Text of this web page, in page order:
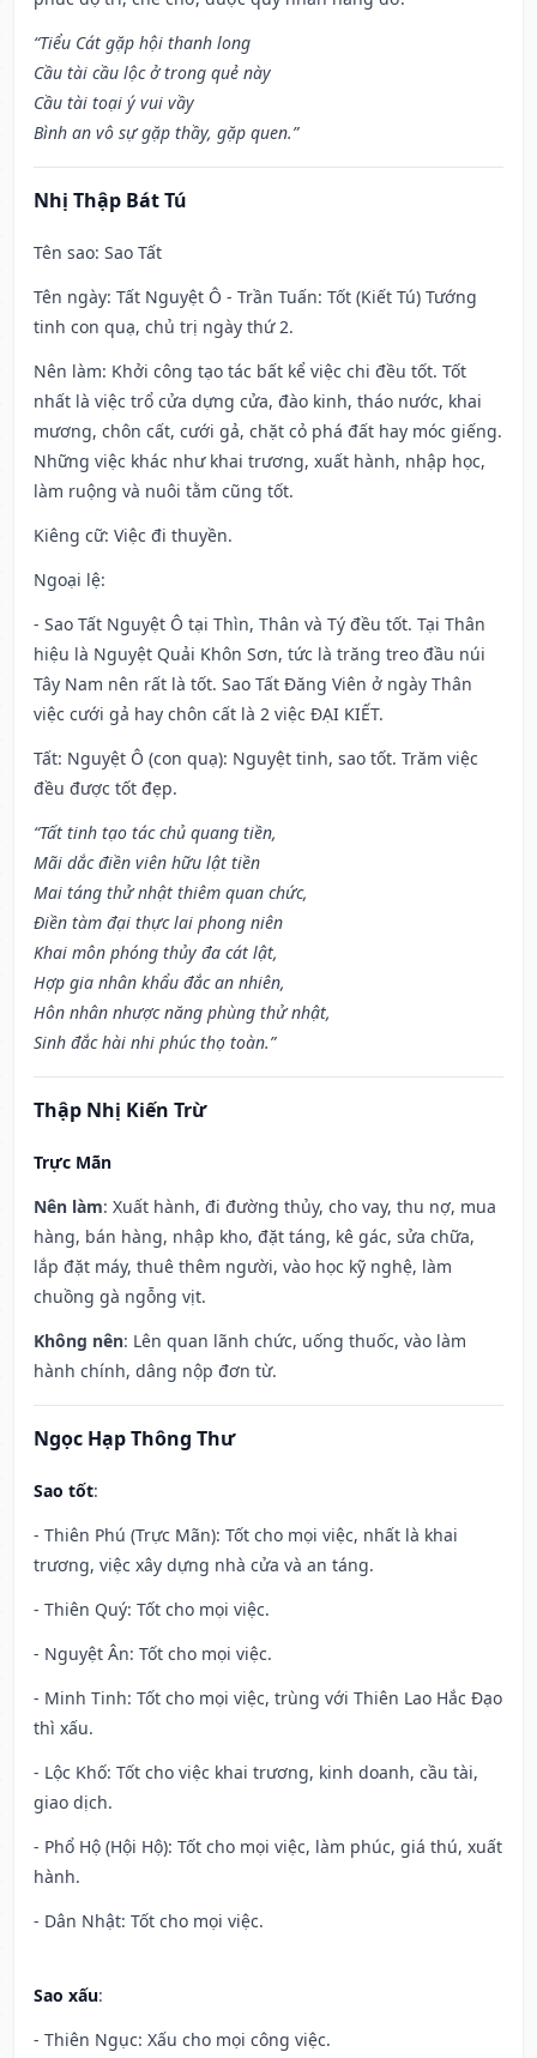
“Tiểu Cát gặp hội thanh long
Cầu tài cầu lộc ở trong quẻ này
Cầu tài toại ý vui vầy
Bình an vô sự gặp thầy, gặp quen.”
Nhị Thập Bát Tú
Tên sao: Sao Tất
Tên ngày: Tất Nguyệt Ô - Trần Tuấn: Tốt (Kiết Tú) Tướng
tinh con quạ, chủ trị ngày thứ 2.
Nên làm: Khởi công tạo tác bất kể việc chi đều tốt. Tốt
nhất là việc trổ cửa dựng cửa, đào kinh, tháo nước, khai
mương, chôn cất, cưới gả, chặt cỏ phá đất hay móc giếng.
Những việc khác như khai trương, xuất hành, nhập học,
làm ruộng và nuôi tằm cũng tốt.
Kiêng cữ: Việc đi thuyền.
Ngoại lệ:
- Sao Tất Nguyệt Ô tại Thìn, Thân và Tý đều tốt. Tại Thân
hiệu là Nguyệt Quải Khôn Sơn, tức là trăng treo đầu núi
Tây Nam nên rất là tốt. Sao Tất Đăng Viên ở ngày Thân
việc cưới gả hay chôn cất là 2 việc ĐẠI KIẾT.
Tất: Nguyệt Ô (con quạ): Nguyệt tinh, sao tốt. Trăm việc
đều được tốt đẹp.
“Tất tinh tạo tác chủ quang tiền,
Mãi dắc điền viên hữu lật tiền
Mai táng thử nhật thiêm quan chức,
Điền tàm đại thực lai phong niên
Khai môn phóng thủy đa cát lật,
Hợp gia nhân khẩu đắc an nhiên,
Hôn nhân nhược năng phùng thử nhật,
Sinh đắc hài nhi phúc thọ toàn.”
Thập Nhị Kiến Trừ
Trực Mãn
Nên làm: Xuất hành, đi đường thủy, cho vay, thu nợ, mua
hàng, bán hàng, nhập kho, đặt táng, kê gác, sửa chữa,
lắp đặt máy, thuê thêm người, vào học kỹ nghệ, làm
chuồng gà ngỗng vịt.
Không nên: Lên quan lãnh chức, uống thuốc, vào làm
hành chính, dâng nộp đơn từ.
Ngọc Hạp Thông Thư
Sao tốt:
- Thiên Phú (Trực Mãn): Tốt cho mọi việc, nhất là khai
trương, việc xây dựng nhà cửa và an táng.
- Thiên Quý: Tốt cho mọi việc.
- Nguyệt Ân: Tốt cho mọi việc.
- Minh Tinh: Tốt cho mọi việc, trùng với Thiên Lao Hắc Đạo
thì xấu.
- Lộc Khố: Tốt cho việc khai trương, kinh doanh, cầu tài,
giao dịch.
- Phổ Hộ (Hội Hộ): Tốt cho mọi việc, làm phúc, giá thú, xuất
hành.
- Dân Nhật: Tốt cho mọi việc.
Sao xấu:
- Thiên Ngục: Xấu cho mọi công việc.